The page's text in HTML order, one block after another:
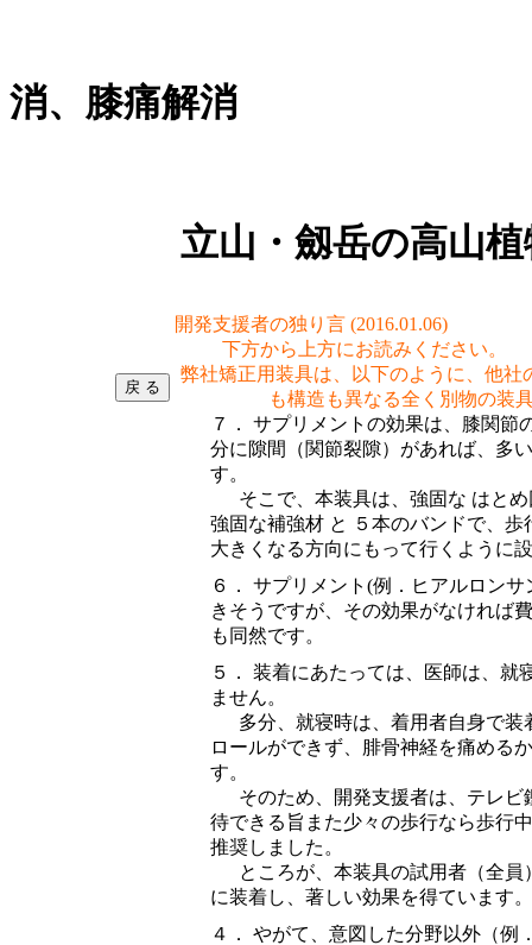
消、膝痛解消
立山・劔岳の高山植物
開発支援者の独り言 (2016.01.06)
下方から上方にお読みください。
弊社矯正用装具は、以下のように、他社
も構造も異なる全く別物の装
７． サプリメントの効果は、膝関節
分に隙間（関節裂隙）があれば、多
す。
そこで、本装具は、強固な はとめ
強固な補強材 と ５本のバンドで、歩
大きくなる方向にもって行くように
６． サプリメント(例．ヒアルロン
きそうですが、その効果がなければ
も同然です。
５． 装着にあたっては、医師は、就
ません。
多分、就寝時は、着用者自身で装
ロールができず、腓骨神経を痛める
す。
そのため、開発支援者は、テレビ
待できる旨また少々の歩行なら歩行
推奨しました。
ところが、本装具の試用者（全員
に装着し、著しい効果を得ています。
４． やがて、意図した分野以外（例